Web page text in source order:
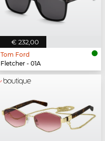
€ 232,00
Tom Ford
Fletcher - 01A